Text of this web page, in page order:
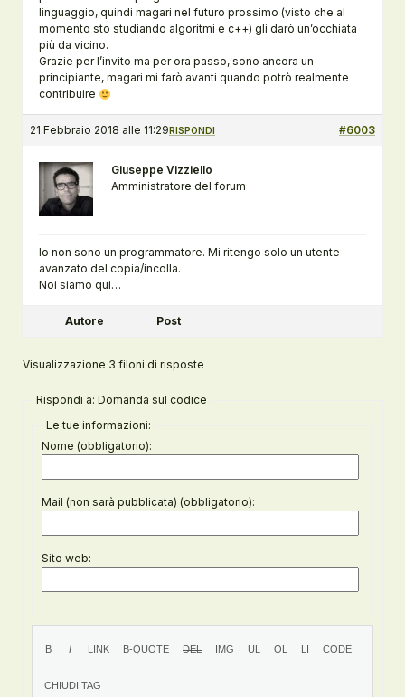
linguaggio, quindi magari nel futuro prossimo (visto che al
momento sto studiando algoritmi e c++) gli darò un’occhiata
più da vicino.
Grazie per l’invito ma per ora passo, sono ancora un
principiante, magari mi farò avanti quando potrò realmente
contribuire
21 Febbraio 2018 alle 11:29 #6003
RISPONDI
Giuseppe Vizziello
Amministratore del forum
Io non sono un programmatore. Mi ritengo solo un utente
avanzato del copia/incolla.
Noi siamo qui…
Autore Post
Visualizzazione 3 filoni di risposte
Rispondi a: Domanda sul codice
Le tue informazioni:
Nome (obbligatorio):
Mail (non sarà pubblicata) (obbligatorio):
Sito web: